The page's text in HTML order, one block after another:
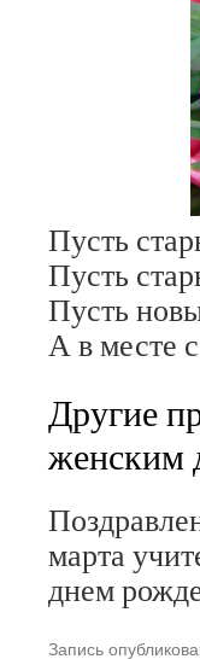
Пусть
Пусть
Пусть
А в месте
Другие
женским
марта
днем
Запись